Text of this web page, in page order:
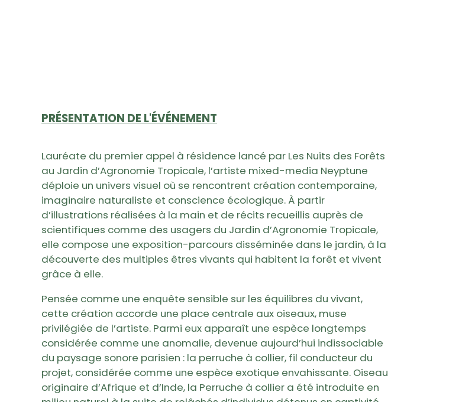
PRÉSENTATION DE L'ÉVÉNEMENT
Lauréate du premier appel à résidence lancé par Les Nuits des Forêts
au Jardin d’Agronomie Tropicale, l’artiste mixed-media Neyptune
déploie un univers visuel où se rencontrent création contemporaine,
imaginaire naturaliste et conscience écologique. À partir
d’illustrations réalisées à la main et de récits recueillis auprès de
scientifiques comme des usagers du Jardin d’Agronomie Tropicale,
elle compose une exposition-parcours disséminée dans le jardin, à la
découverte des multiples êtres vivants qui habitent la forêt et vivent
grâce à elle.
Pensée comme une enquête sensible sur les équilibres du vivant,
cette création accorde une place centrale aux oiseaux, muse
privilégiée de l’artiste. Parmi eux apparaît une espèce longtemps
considérée comme une anomalie, devenue aujourd’hui indissociable
du paysage sonore parisien : la perruche à collier, fil conducteur du
projet, considérée comme une espèce exotique envahissante. Oiseau
originaire d’Afrique et d’Inde, la Perruche à collier a été introduite en